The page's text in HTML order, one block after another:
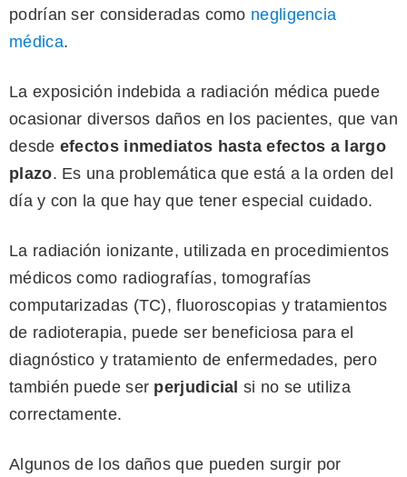
podrían ser consideradas como negligencia
médica.
La exposición indebida a radiación médica puede
ocasionar diversos daños en los pacientes, que van
desde efectos inmediatos hasta efectos a largo
plazo. Es una problemática que está a la orden del
día y con la que hay que tener especial cuidado.
La radiación ionizante, utilizada en procedimientos
médicos como radiografías, tomografías
computarizadas (TC), fluoroscopias y tratamientos
de radioterapia, puede ser beneficiosa para el
diagnóstico y tratamiento de enfermedades, pero
también puede ser perjudicialsi no se utiliza
correctamente.
Algunos de los daños que pueden surgir por